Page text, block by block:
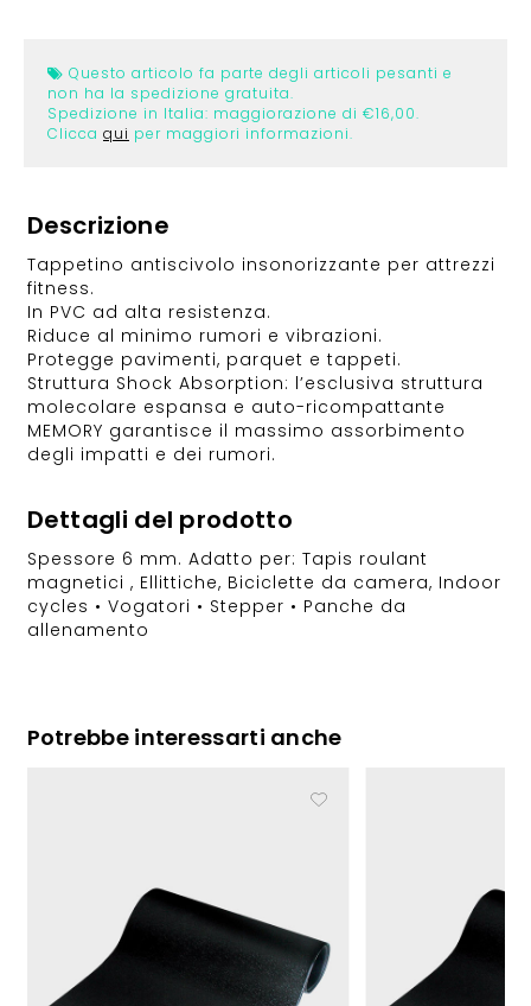
Questo articolo fa parte degli articoli pesanti e
non ha la spedizione gratuita.
Spedizione in Italia: maggiorazione di €16,00.
Clicca qui per maggiori informazioni.
Descrizione
Tappetino antiscivolo insonorizzante per attrezzi
fitness.
In PVC ad alta resistenza.
Riduce al minimo rumori e vibrazioni.
Protegge pavimenti, parquet e tappeti.
Struttura Shock Absorption: l’esclusiva struttura
molecolare espansa e auto-ricompattante
MEMORY garantisce il massimo assorbimento
degli impatti e dei rumori.
Dettagli del prodotto
Spessore 6 mm. Adatto per: Tapis roulant
magnetici , Ellittiche, Biciclette da camera, Indoor
cycles • Vogatori • Stepper • Panche da
allenamento
Potrebbe interessarti anche